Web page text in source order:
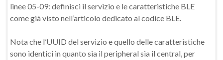
linee 05-09: definisci il servizio e le caratteristiche BLE
come già visto nell’articolo dedicato al codice BLE.
Nota che l’UUID del servizio e quello delle caratteristiche
sono identici in quanto sia il peripheral sia il central, per